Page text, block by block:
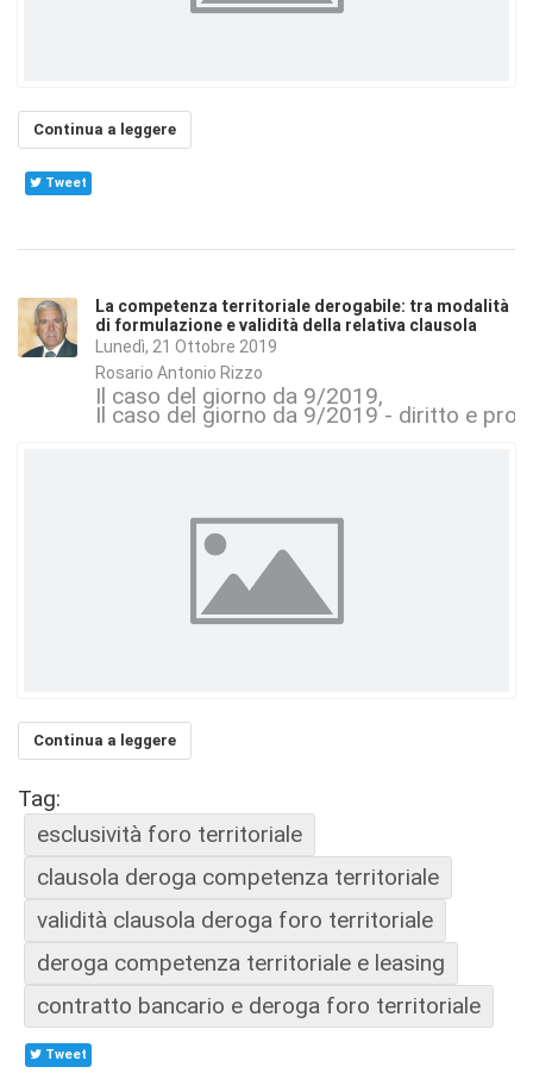
Continua a leggere
Tweet
La competenza territoriale derogabile: tra modalità
di formulazione e validità della relativa clausola
Lunedì, 21 Ottobre 2019
Rosario Antonio Rizzo
Il caso del giorno da 9/2019
Il caso del giorno da 9/2019 - diritto e
Continua a leggere
Tag:
esclusività foro territoriale
clausola deroga competenza territoriale
validità clausola deroga foro territoriale
deroga competenza territoriale e leasing
contratto bancario e deroga foro territoriale
Tweet